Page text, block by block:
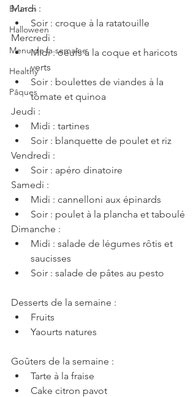
Brunch
Halloween
Menu de la semaine
Healthy
Pâques
Mardi :
Soir : croque à la ratatouille
Mercredi :
Midi : oeufs à la coque et haricots
verts
Soir : boulettes de viandes à la
tomate et quinoa
Jeudi :
Midi : tartines
Soir : blanquette de poulet et riz
Vendredi :
Soir : apéro dinatoire
Samedi :
Midi : cannelloni aux épinards
Soir : poulet à la plancha et taboulé
Dimanche :
Midi : salade de légumes rôtis et
saucisses
Soir : salade de pâtes au pesto
Desserts de la semaine :
Fruits
Yaourts natures
Goûters de la semaine :
Tarte à la fraise
Cake citron pavot